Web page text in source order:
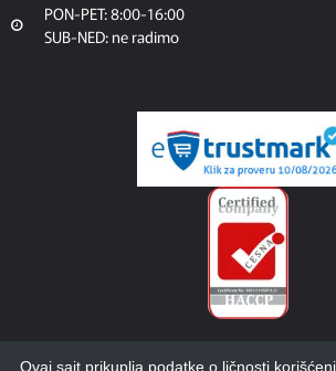
PON-PET: 8:00-16:00
SUB-NED: ne radimo
Ovaj sajt prikuplja podatke o ličnosti